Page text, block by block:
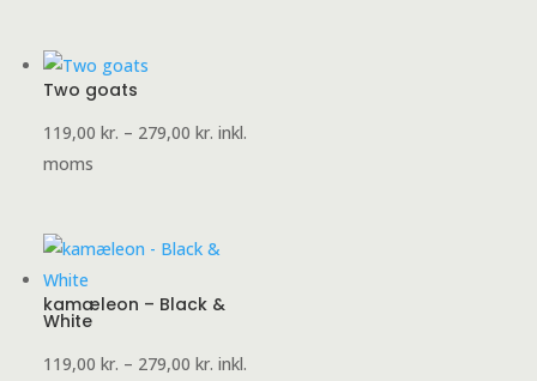
Two goats
119,00kr. – 279,00kr. Prisinterval:
inkl.
moms
kamæleon – Black &
White
119,00kr. – 279,00kr. Prisinterval:
inkl.